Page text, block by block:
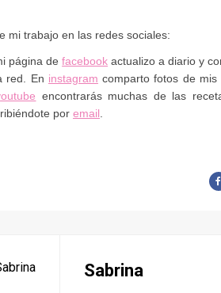
mi trabajo en las redes sociales:
página defacebook actualizo a diario y
red. En instagram comparto fotos de
encontrarás muchas de las
por email
Sabrina